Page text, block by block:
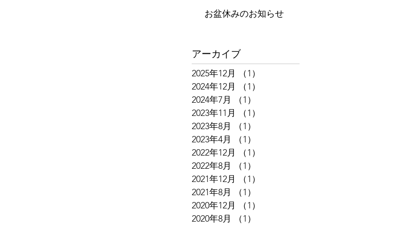
お盆休みのお知らせ
アーカイブ
2025年12月 （1）
2024年12月
（1）
2024年7月
（1）
2023年11月
（1）
2023年8月
（1）
2023年4月
（1）
2022年12月
（1）
2022年8月
（1）
2021年12月
（1）
2021年8月
（1）
2020年12月
（1）
2020年8月
（1）